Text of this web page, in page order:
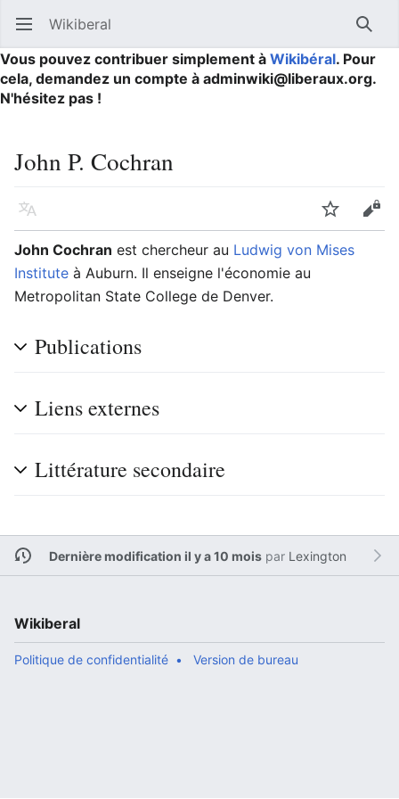
Ouvrir le menu principal Wikiberal
Vous pouvez contribuer simplement à Wikibéral. Pour
cela, demandez un compte à adminwiki@liberaux.org.
N'hésitez pas !
John P. Cochran
Langue Suivre
John Cochran est chercheur au Ludwig von Mises
Institute à Auburn. Il enseigne l'économie au
Metropolitan State College de Denver.
Publications
Liens externes
Littérature secondaire
Dernière modification il y a 10 moispar Lexington
Wikiberal
Politique de confidentialité Version de bureau